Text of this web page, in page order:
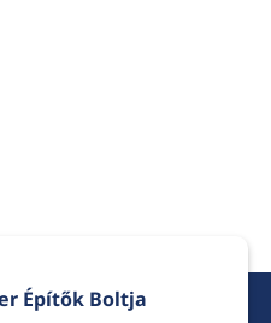
Építők Boltja